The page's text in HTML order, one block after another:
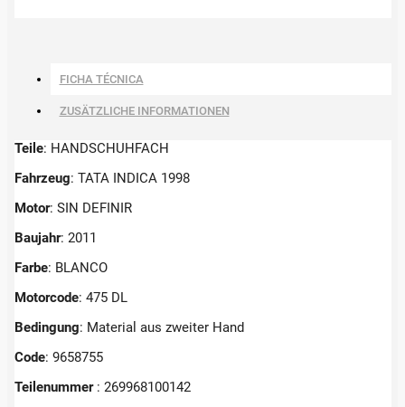
FICHA TÉCNICA
ZUSÄTZLICHE INFORMATIONEN
Teile: HANDSCHUHFACH
Fahrzeug: TATA INDICA 1998
Motor: SIN DEFINIR
Baujahr: 2011
Farbe: BLANCO
Motorcode: 475 DL
Bedingung: Material aus zweiter Hand
Code: 9658755
Teilenummer : 269968100142